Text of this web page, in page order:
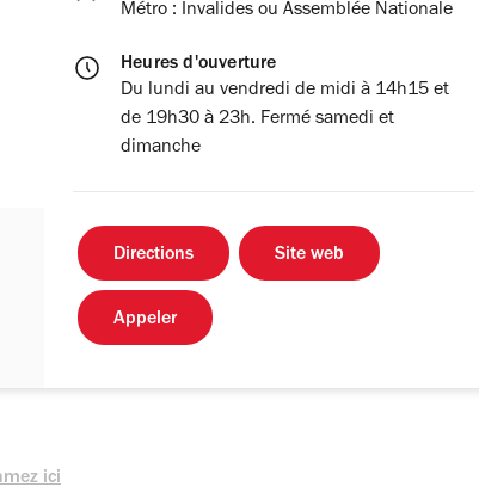
Métro : Invalides ou Assemblée Nationale
Heures d'ouverture
Du lundi au vendredi de midi à 14h15 et
de 19h30 à 23h. Fermé samedi et
dimanche
Directions Site web
Appeler
ici